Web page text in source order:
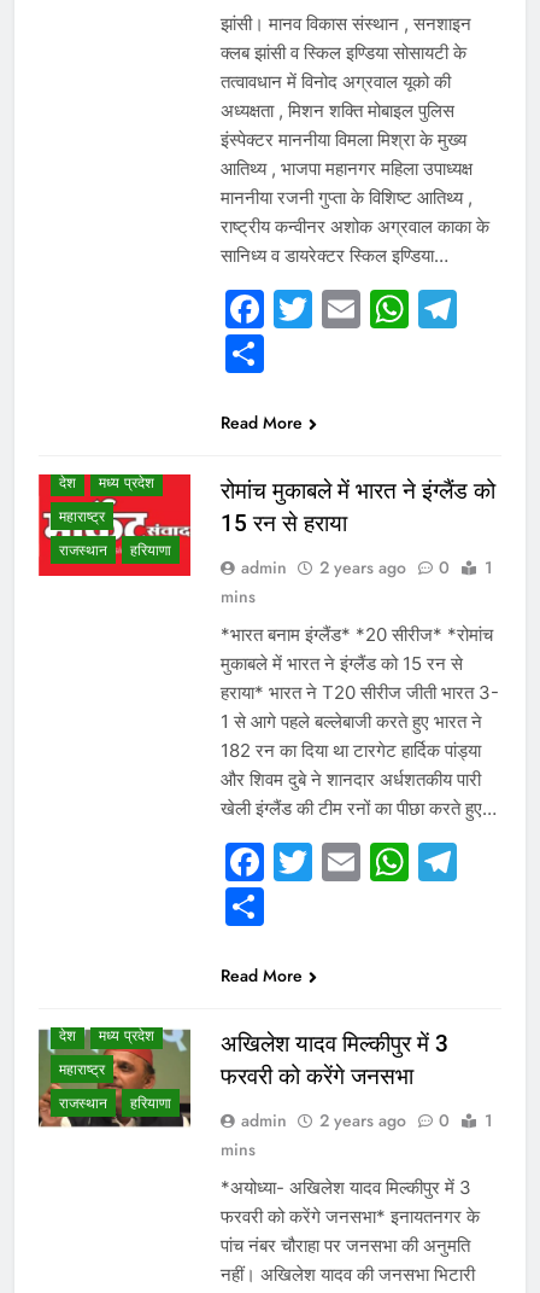
झांसी। मानव विकास संस्थान , सनशाइन
क्लब झांसी व स्किल इण्डिया सोसायटी के
तत्वावधान में विनोद अग्रवाल यूको की
अध्यक्षता , मिशन शक्ति मोबाइल पुलिस
इंस्पेक्टर माननीया विमला मिश्रा के मुख्य
आतिथ्य , भाजपा महानगर महिला उपाध्यक्ष
माननीया रजनी गुप्ता के विशिष्ट आतिथ्य ,
राष्ट्रीय कन्वीनर अशोक अग्रवाल काका के
सानिध्य व डायरेक्टर स्किल इण्डिया…
Facebook
Twitter
Email
Share
Read More
देश
मध्य प्रदेश
महाराष्ट्र
राजस्थान
हरियाणा
रोमांच मुकाबले में भारत ने इंग्लैंड को
15 रन से हराया
admin 2 years ago 0
1
mins
*भारत बनाम इंग्लैंड* *20 सीरीज* *रोमांच
मुकाबले में भारत ने इंग्लैंड को 15 रन से
हराया* भारत ने T20 सीरीज जीती भारत 3-
1 से आगे पहले बल्लेबाजी करते हुए भारत ने
182 रन का दिया था टारगेट हार्दिक पांड्या
और शिवम दुबे ने शानदार अर्धशतकीय पारी
खेली इंग्लैंड की टीम रनों का पीछा करते हुए…
Facebook
Twitter
Email
Share
Read More
देश
मध्य प्रदेश
महाराष्ट्र
राजस्थान
हरियाणा
अखिलेश यादव मिल्कीपुर में 3
फरवरी को करेंगे जनसभा
admin 2 years ago 0
1
mins
*अयोध्या- अखिलेश यादव मिल्कीपुर में 3
फरवरी को करेंगे जनसभा* इनायतनगर के
पांच नंबर चौराहा पर जनसभा की अनुमति
नहीं। अखिलेश यादव की जनसभा भिटारी